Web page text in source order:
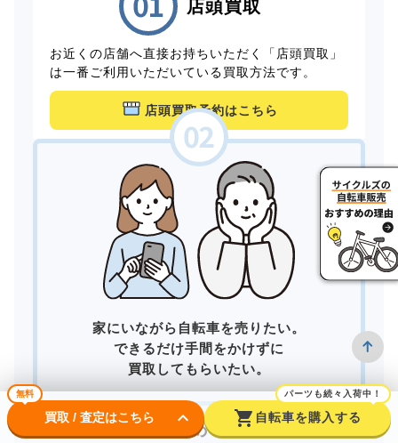
店頭買取
お近くの店舗へ直接お持ちいただく「店頭買取」
は一番ご利用いただいている買取方法です。
店頭買取予約はこちら
家にいながら自転車を売りたい。
できるだけ手間をかけずに
買取してもらいたい。
そんなあなたは
無料
買取 / 査定はこちら keyboard_arrow_down shopping_cart
パーツも続々入荷中！
自転車を購入する